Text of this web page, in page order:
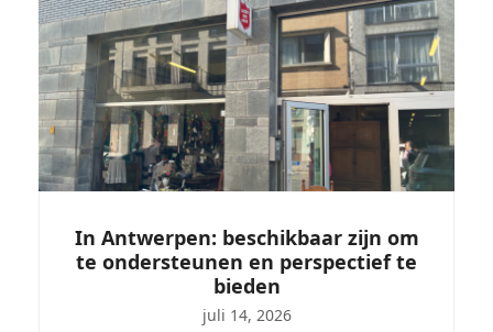
In Antwerpen: beschikbaar zijn om
te ondersteunen en perspectief te
bieden
juli 14, 2026